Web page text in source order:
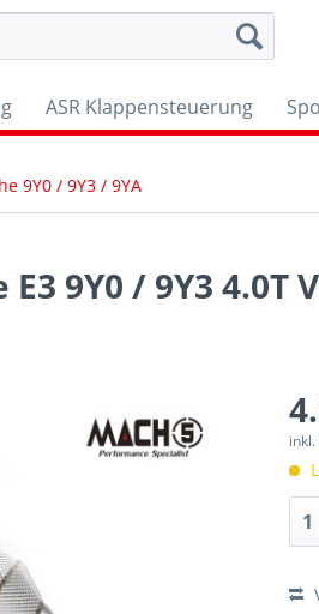
ASR Klappensteuerung
9Y0 / 9Y3 / 9YA
9Y0 / 9Y3 4.0T